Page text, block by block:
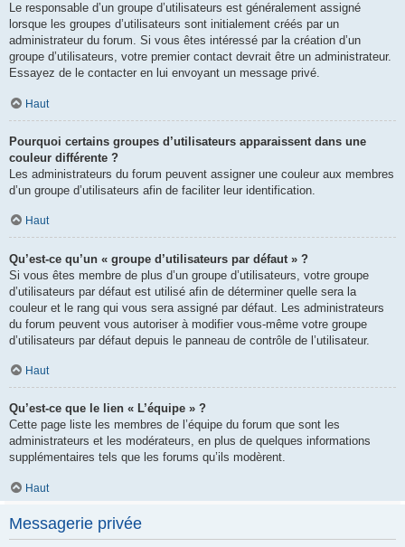
Le responsable d’un groupe d’utilisateurs est généralement assigné
lorsque les groupes d’utilisateurs sont initialement créés par un
administrateur du forum. Si vous êtes intéressé par la création d’un
groupe d’utilisateurs, votre premier contact devrait être un administrateur.
Essayez de le contacter en lui envoyant un message privé.
Haut
Pourquoi certains groupes d’utilisateurs apparaissent dans une
couleur différente ?
Les administrateurs du forum peuvent assigner une couleur aux membres
d’un groupe d’utilisateurs afin de faciliter leur identification.
Haut
Qu’est-ce qu’un « groupe d’utilisateurs par défaut » ?
Si vous êtes membre de plus d’un groupe d’utilisateurs, votre groupe
d’utilisateurs par défaut est utilisé afin de déterminer quelle sera la
couleur et le rang qui vous sera assigné par défaut. Les administrateurs
du forum peuvent vous autoriser à modifier vous-même votre groupe
d’utilisateurs par défaut depuis le panneau de contrôle de l’utilisateur.
Haut
Qu’est-ce que le lien « L’équipe » ?
Cette page liste les membres de l’équipe du forum que sont les
administrateurs et les modérateurs, en plus de quelques informations
supplémentaires tels que les forums qu’ils modèrent.
Haut
Messagerie privée